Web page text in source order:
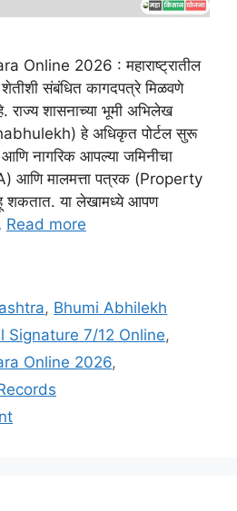
Online 2026 : महाराष्ट्रातील
संबंधित कागदपत्रे मिळवणे
शासनाच्या भूमी अभिलेख
हे अधिकृत पोर्टल सुरू
नागरिक आपल्या जमिनीचा
आणि मालमत्ता पत्रक (Property
शकतात. या लेखामध्ये आपण
Read more
, Bhumi Abhilekh
Signature 7/12 Online,
Online 2026,